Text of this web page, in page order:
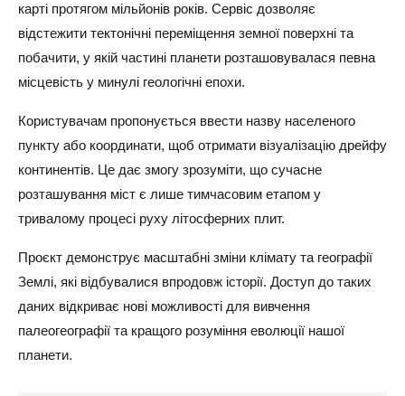
карті протягом мільйонів років. Сервіс дозволяє
відстежити тектонічні переміщення земної поверхні та
побачити, у якій частині планети розташовувалася певна
місцевість у минулі геологічні епохи.
Користувачам пропонується ввести назву населеного
пункту або координати, щоб отримати візуалізацію дрейфу
континентів. Це дає змогу зрозуміти, що сучасне
розташування міст є лише тимчасовим етапом у
тривалому процесі руху літосферних плит.
Проєкт демонструє масштабні зміни клімату та географії
Землі, які відбувалися впродовж історії. Доступ до таких
даних відкриває нові можливості для вивчення
палеогеографії та кращого розуміння еволюції нашої
планети.